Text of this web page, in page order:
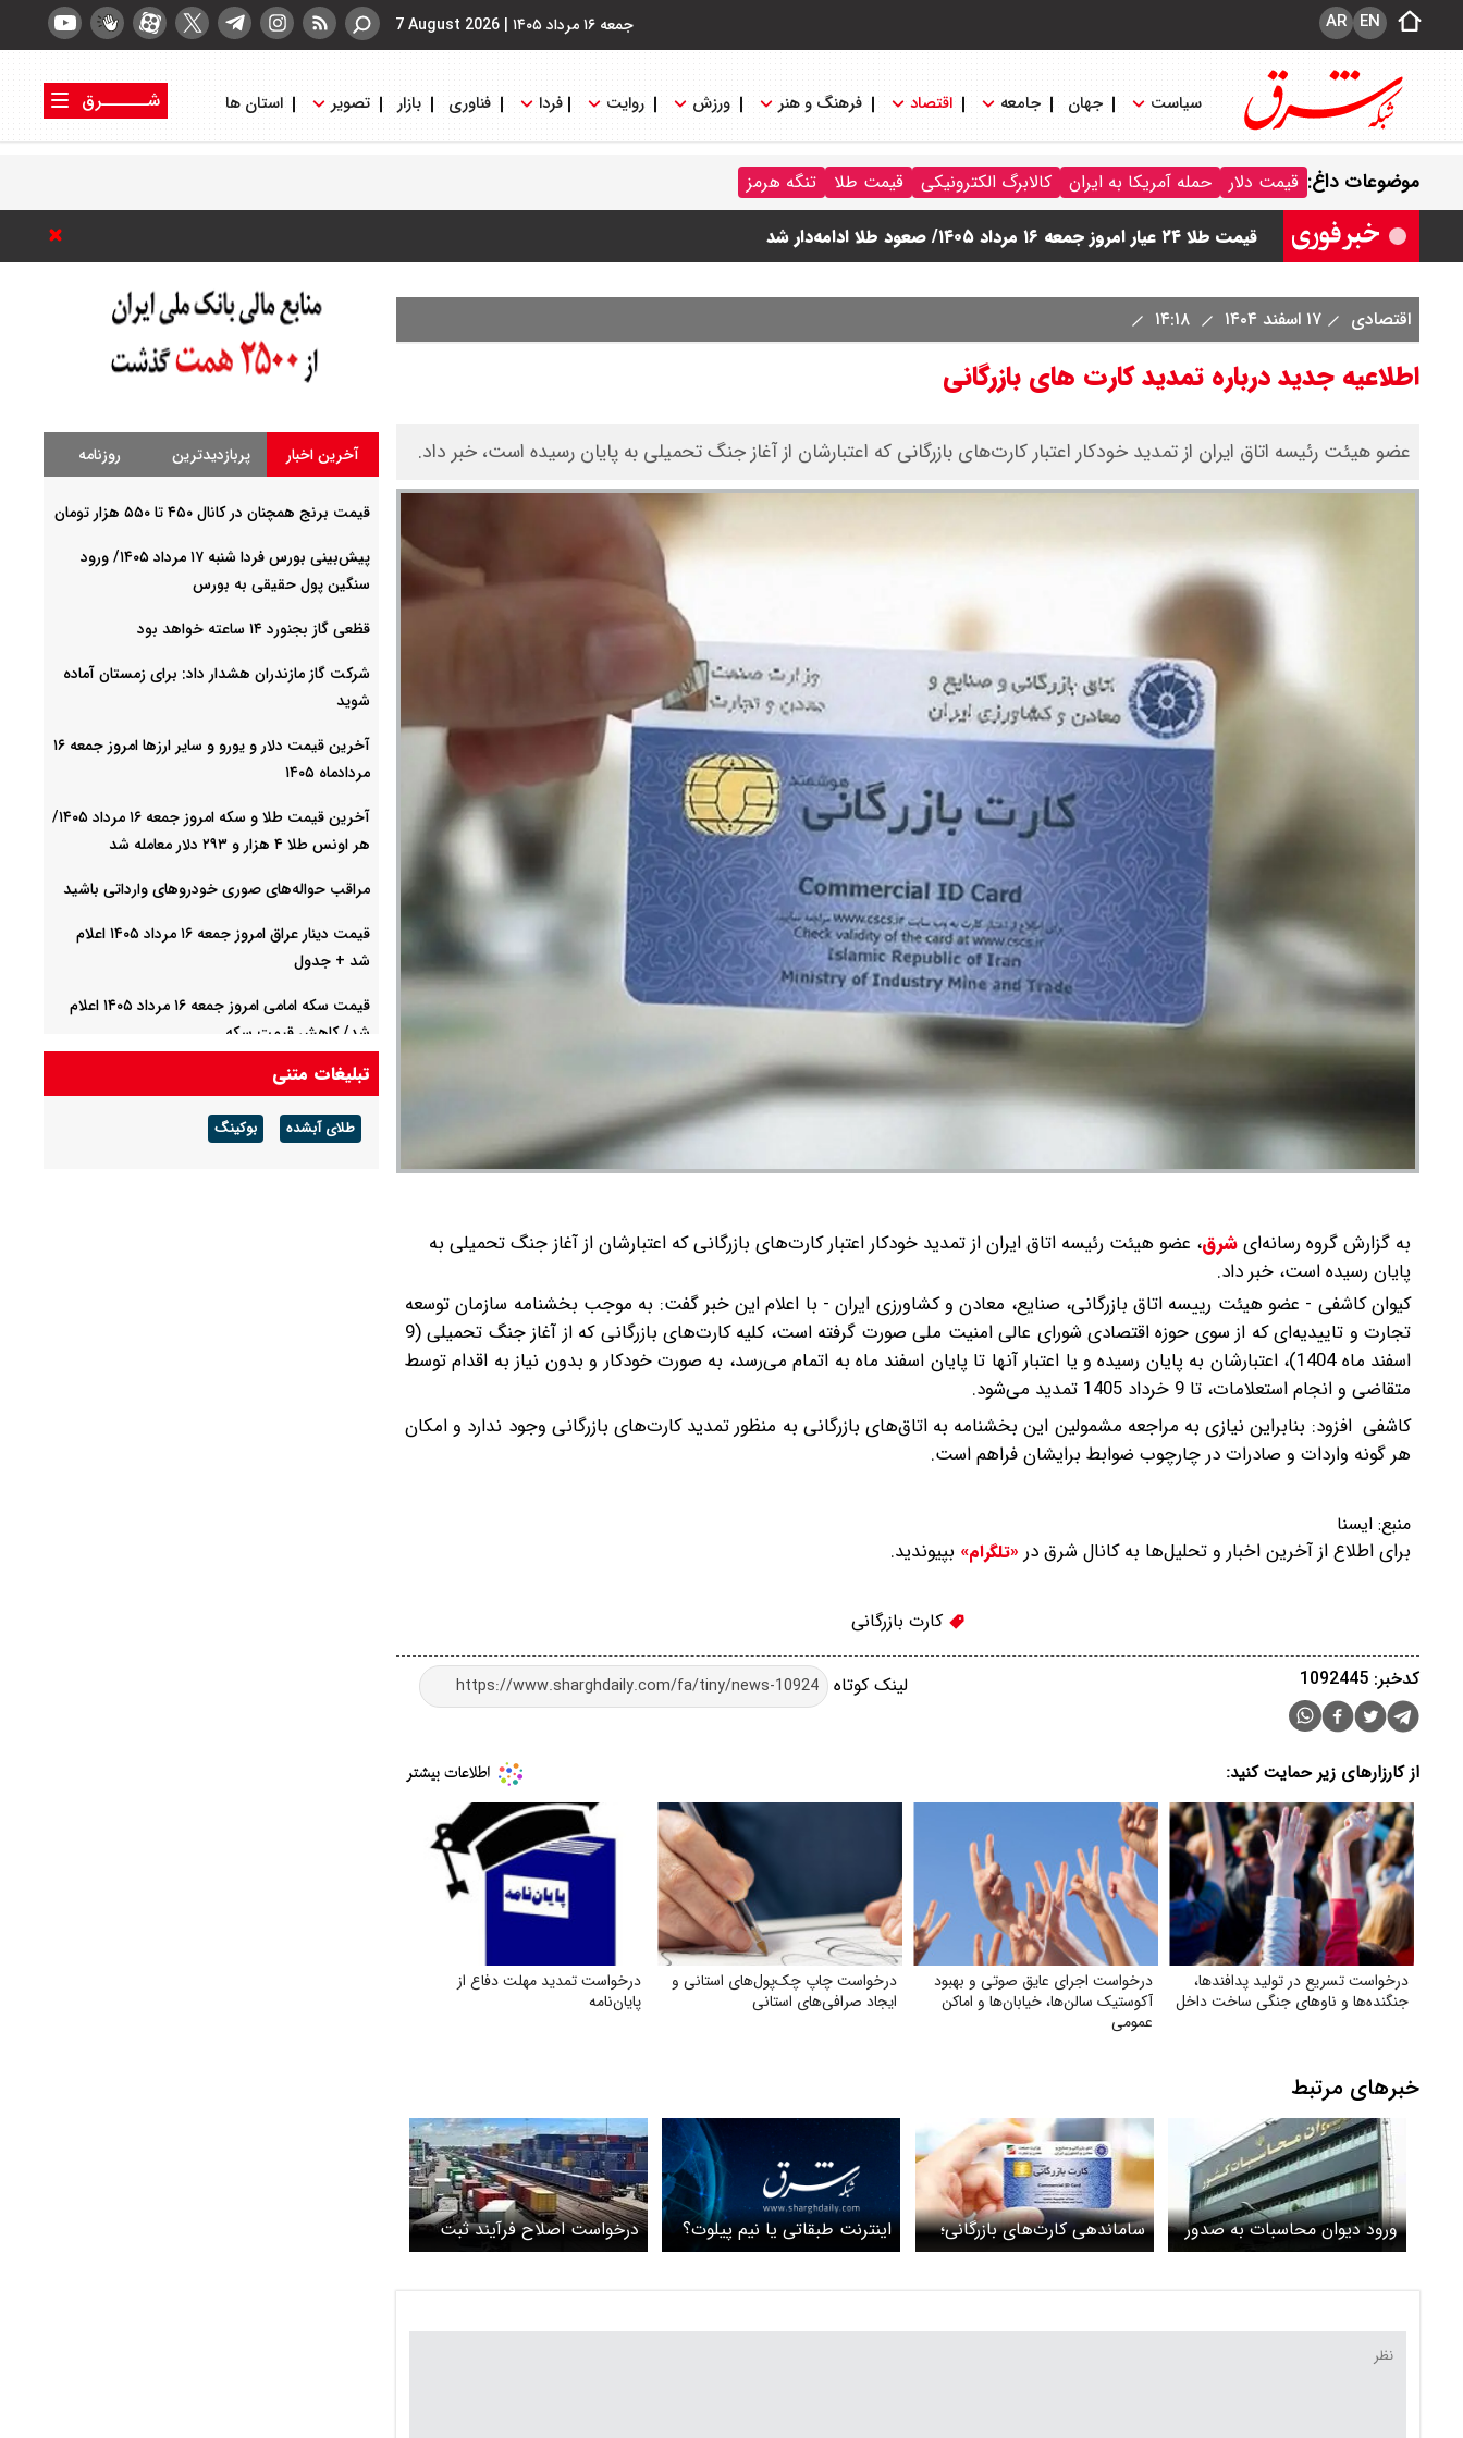
جمعه ۱۶ مرداد ۱۴۰۵ |
7 August 2026 EN
AR
سیاست جهان جامعه اقتصاد فرهنگ و هنر ورزش روایت فردا فناوری بازار تصویر استان ها
شــــــرق
موضوعات داغ: قیمت دلار حمله آمریکا به ایران کالابرگ الکترونیکی قیمت طلا تنگه هرمز
قیمت دینار عراق امروز جمعه ۱۶ مرداد ۱۴۰۵ اعلام شد + جدول
قیمت سکه امامی امروز جمعه ۱۶ مرداد ۱۴۰۵ اعلام شد/ کاهش قیمت سکه
قیمت طلا ۲۴ عیار امروز جمعه ۱۶ مرداد ۱۴۰۵/ صعود طلا ادامه‌دار شد
اقتصادی
۱۷ اسفند ۱۴۰۴
اطلاعیه جدید درباره تمدید کارت های بازرگانی
عضو هیئت رئیسه اتاق ایران از تمدید خودکار اعتبار کارت‌های بازرگانی که اعتبارشان از آغاز جنگ تحمیلی به پایان رسیده است، خبر داد.
به گزارش گروه رسانه‌ایشرق، عضو هیئت رئیسه اتاق ایران از تمدید خودکار اعتبار کارت‌های بازرگانی که اعتبارشان از آغاز جنگ تحمیلی به
پایان رسیده است، خبر داد.
کیوان کاشفی - عضو هیئت رییسه اتاق بازرگانی، صنایع، معادن و کشاورزی ایران - با اعلام این خبر گفت: به موجب بخشنامه سازمان توسعه
تجارت و تاییدیه‌ای که از سوی حوزه اقتصادی شورای عالی امنیت ملی صورت گرفته است، کلیه کارت‌های بازرگانی که از آغاز جنگ تحمیلی (9
اسفند ماه 1404)، اعتبارشان به پایان رسیده و یا اعتبار آنها تا پایان اسفند ماه به اتمام می‌رسد، به صورت خودکار و بدون نیاز به اقدام توسط
متقاضی و انجام استعلامات، تا 9 خرداد 1405 تمدید می‌شود.
کاشفی افزود: بنابراین نیازی به مراجعه مشمولین این بخشنامه به اتاق‌های بازرگانی به منظور تمدید کارت‌های بازرگانی وجود ندارد و امکان
هر گونه واردات و صادرات در چارچوب ضوابط برایشان فراهم است.
منبع: ایسنا
برای اطلاع از آخرین اخبار و تحلیل‌ها به کانال شرق در «تلگرام» بپیوندید.
کارت بازرگانی
لینک کوتاه کدخبر: 1092445
از کارزارهای زیر حمایت کنید:
درخواست تسریع در تولید پدافندها،
جنگنده‌ها و ناوهای جنگی ساخت داخل
درخواست اجرای عایق صوتی و بهبود
آکوستیک سالن‌ها، خیابان‌ها و اماکن
عمومی
درخواست چاپ چک‌‌پول‌‌های استانی و
ایجاد صرافی‌‌های استانی
درخواست تمدید مهلت دفاع از
پایان‌نامه
خبرهای مرتبط
ورود دیوان محاسبات به صدور
غیرقانونی بیش از ۳۵ هزار
ساماندهی کارت‌های بازرگانی؛
سقف صادرات کارت‌های فاقد
اینترنت طبقاتی یا نیم پیلوت؟
درخواست اصلاح فرآیند ثبت
سفارش برای کارت‌های بازرگانی
رایانه‌ای به معاون اول
آخرین اخبار پربازدیدترین روزنامه
قیمت برنج همچنان در کانال ۴۵۰ تا ۵۵۰ هزار تومان
پیش‌بینی بورس فردا شنبه ۱۷ مرداد ۱۴۰۵/ ورود
سنگین پول حقیقی به بورس
قظعی گاز بجنورد ۱۴ ساعته خواهد بود
شرکت گاز مازندران هشدار داد: برای زمستان آماده
شوید
آخرین قیمت دلار و یورو و سایر ارزها امروز جمعه ۱۶
مردادماه ۱۴۰۵
آخرین قیمت طلا و سکه امروز جمعه ۱۶ مرداد ۱۴۰۵/
هر اونس طلا ۴ هزار و ٢٩٣ دلار معامله شد
مراقب حواله‌های صوری خودروهای وارداتی باشید
قیمت دینار عراق امروز جمعه ۱۶ مرداد ۱۴۰۵ اعلام
شد + جدول
قیمت سکه امامی امروز جمعه ۱۶ مرداد ۱۴۰۵ اعلام
شد/ کاهش قیمت سکه
طلا ادامه‌دار شد
تبلیغات متنی
طلای آبشده بوکینگ